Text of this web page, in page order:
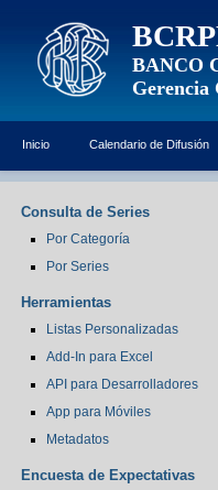
BANCO
Gerencia
Inicio Calendario de Difusión
Consulta de Series
Por Categoría
Por Series
Herramientas
Listas Personalizadas
Add-In para Excel
API para Desarrolladores
App para Móviles
Metadatos
Encuesta de Expectativas